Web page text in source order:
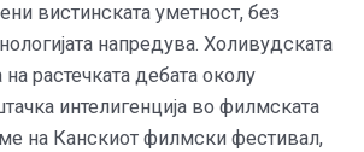
вистинската уметност, без
напредува. Холивудската
растечката дебата околу
интелигенција во филмската
на Канскиот филмски фестивал,